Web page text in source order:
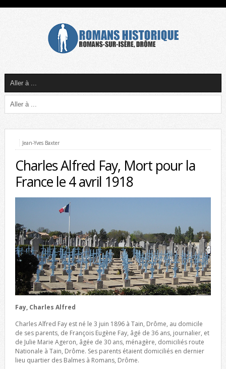
Jean-Yves Baxter
Charles Alfred Fay, Mort pour la
France le 4 avril 1918
Fay, Charles Alfred
Charles Alfred Fay est né le 3 juin 1896 à Tain, Drôme, au domicile
de ses parents, de François Eugène Fay, âgé de 36 ans, journalier, et
de Julie Marie Ageron, âgée de 30 ans, ménagère, domiciliés route
Nationale à Tain, Drôme. Ses parents étaient domiciliés en dernier
lieu quartier des Balmes à Romans, Drôme.